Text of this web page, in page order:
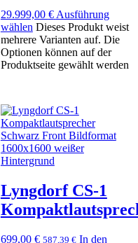
29.999,00 € Ausführung
wählen Dieses Produkt weist
mehrere Varianten auf. Die
Optionen können auf der
Produktseite gewählt werden
Lyngdorf CS-1
699,00 € 587,39 € In den